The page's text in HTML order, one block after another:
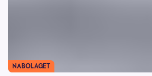
NABOLAGET